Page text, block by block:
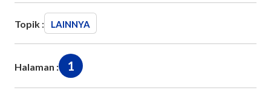
Topik : LAINNYA
Halaman : 1